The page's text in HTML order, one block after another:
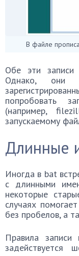
В файле
Обе эти
Однако, они
попробовать
(например,
запускаемому
Длинные
Иногда в bat
с длинными
некоторые
случаях
без пробелов, а
Правила
задействуется